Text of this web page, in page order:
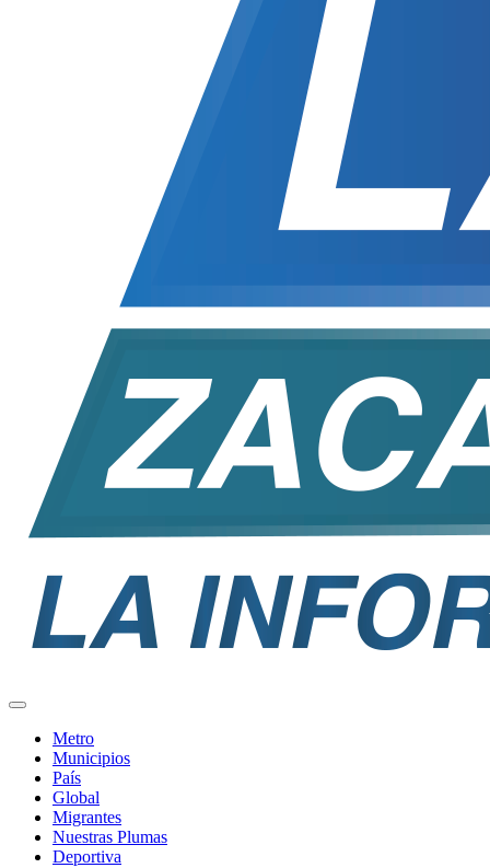
Metro
Municipios
País
Global
Migrantes
Nuestras Plumas
Deportiva